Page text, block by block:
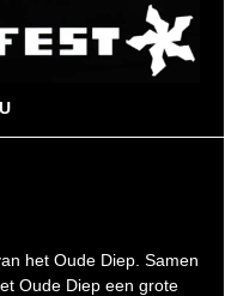
het Oude Diep. Samen
Oude Diep een grote